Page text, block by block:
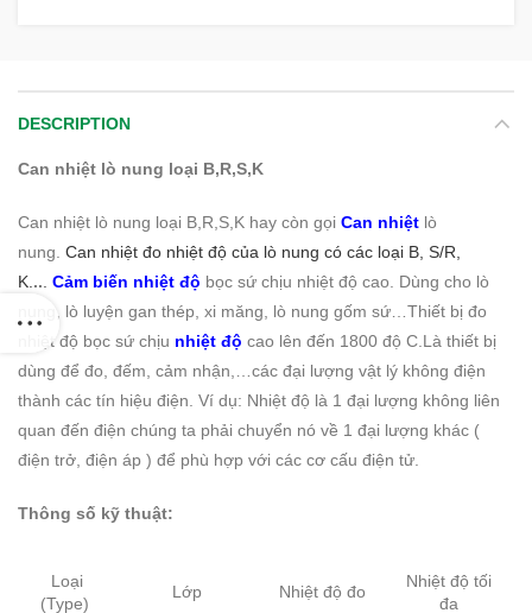
DESCRIPTION
Can nhiệt lò nung loại B,R,S,K
Can nhiệt lò nung loại B,R,S,K hay còn gọi Can nhiệt lò
nung. Can nhiệt đo nhiệt độ của lò nung có các loại B, S/R,
K. .. Cảm biến nhiệt độ bọc sứ chịu nhiệt độ cao. Dùng cho lò
nung, lò luyện gan thép, xi măng, lò nung gốm sứ…Thiết bị đo
nhiệt độ bọc sứ chịu nhiệt độ cao lên đến 1800 độ C.Là thiết bị
dùng để đo, đếm, cảm nhận,…các đại lượng vật lý không điện
thành các tín hiệu điện. Ví dụ: Nhiệt độ là 1 đại lượng không liên
quan đến điện chúng ta phải chuyển nó về 1 đại lượng khác (
điện trở, điện áp ) để phù hợp với các cơ cấu điện tử.
Thông số kỹ thuật:
Loại
(Type)
Lớp Nhiệt độ đo
Nhiệt độ tối
đa